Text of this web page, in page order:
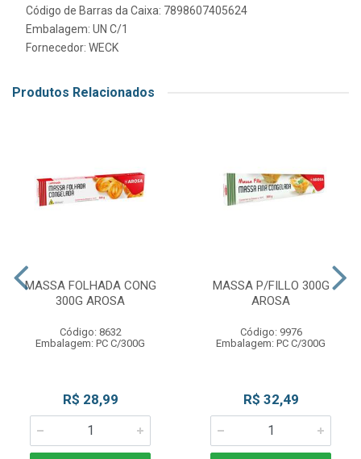
Código de Barras da Caixa: 7898607405624
Embalagem: UN C/1
Fornecedor: WECK
Produtos Relacionados
MASSA FOLHADA CONG
300G AROSA
Código: 8632
Embalagem: PC C/300G
R$ 28,99
MASSA P/FILLO 300G
AROSA
Código: 9976
Embalagem: PC C/300G
R$ 32,49